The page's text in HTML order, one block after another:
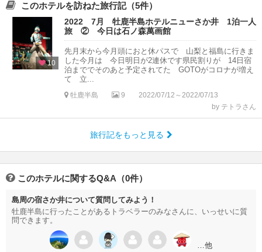
このホテルを訪ねた旅行記（5件）
10
2022 7月 牡鹿半島ホテルニューさか井 1泊一人
旅 ② 今日は石ノ森萬画館
先月末から今月頭におと休パスで 山梨と福島に行きま
した今月は 今日明日が2連休です県民割りが 14日宿
泊まででそのあと予定されてた GOTOがコロナが増え
て 立...
牡鹿半島 9
2022/07/12～2022/07/13
by テトラさん
旅行記をもっと見る
このホテルに関するQ&A（0件）
島周の宿さか井について質問してみよう！
牡鹿半島に行ったことがあるトラベラーのみなさんに、いっせいに質
問できます。
…他